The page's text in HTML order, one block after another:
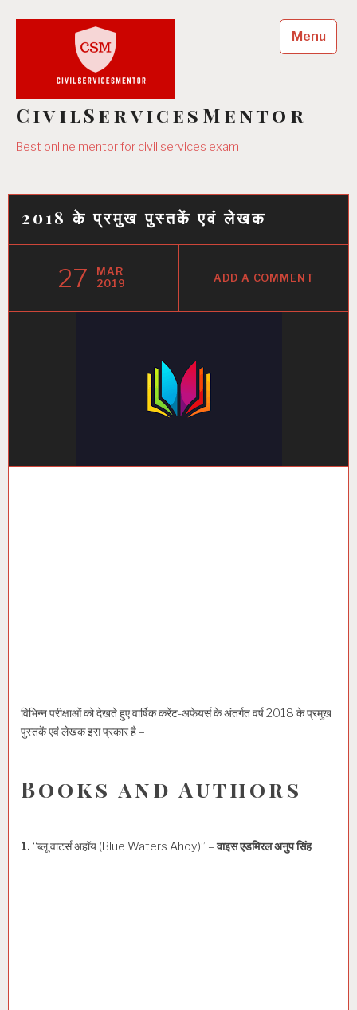
CivilServicesMentor
Best online mentor for civil services exam
Menu
2018 के प्रमुख पुस्तकें एवं लेखक
27
MAR
2019
ADD A COMMENT
विभिन्न परीक्षाओं को देखते हुए वार्षिक करेंट-अफेयर्स के अंतर्गत वर्ष 2018 के प्रमुख
पुस्तकें एवं लेखक इस प्रकार है –
Books and Authors
1. “ब्लू वाटर्स अहॉय (Blue Waters Ahoy)” –वाइस एडमिरल अनुप सिंह